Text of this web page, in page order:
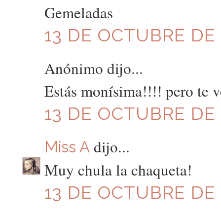
Gemeladas
13 DE OCTUBRE
Anónimo dijo...
Estás monísima!!!! pero te
13 DE OCTUBRE
Miss Adijo...
Muy chula la chaqueta!
13 DE OCTUBRE DE